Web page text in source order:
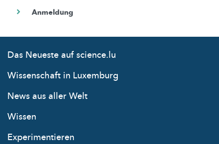
Das Neueste auf science.lu
Wissenschaft in Luxemburg
News aus aller Welt
Wissen
Experimentieren